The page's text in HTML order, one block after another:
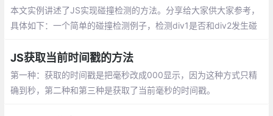
本文实例讲述了JS实现碰撞检测的方法。分享给大家供大家参考，
具体如下：一个简单的碰撞检测例子，检测div1是否和div2发生碰
JS获取当前时间戳的方法
第一种：获取的时间戳是把毫秒改成000显示，因为这种方式只精
确到秒，第二种和第三种是获取了当前毫秒的时间戳。